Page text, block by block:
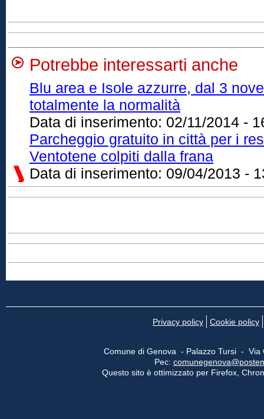
Potrebbe interessarti anche
Blu area e Isole azzurre, dal 3
totalmente la normalità
Data di inserimento: 02/11/2014 -
Parcheggio gratuito in città per i
Ventotene colpiti dalla frana
Data di inserimento: 09/04/2013 -
Privacy policy Cookie policy
Comune di Genova - Palazzo Tursi -
Pec:
Questo sito è ottimizzato per Firefox,